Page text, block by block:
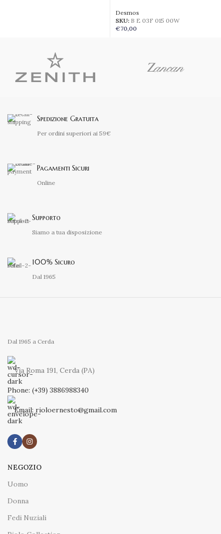
Desmos
SKU: B E 03F 015 00W
€70,00
Spedizione Gratuita
Per ordini superiori ai 59€
Pagamenti Sicuri
Online
Supporto
Siamo a tua disposizione
100% Sicuro
Dal 1965
Dal 1965 a Cerda
Via Roma 191, Cerda (PA)
Phone: (+39) 3886988340
Email: rioloernesto@gmail.com
NEGOZIO
Uomo
Donna
Fedi Nuziali